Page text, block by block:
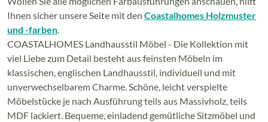
Ihnen sicher unsere Seite mit den Coastalhomes Holzmuster
und -farben.
COASTALHOMES Landhausstil Möbel - Die Kollektion mit
viel Liebe zum Detail besteht aus feinsten Möbeln im
klassischen, englischen Landhausstil, individuell und mit
unverwechselbarem Charme. Schöne, leicht verspielte
Möbelstücke je nach Ausführung teils aus Massivholz, teils
MDF lackiert. Bequeme, einladend gemütliche Sitzmöbel und